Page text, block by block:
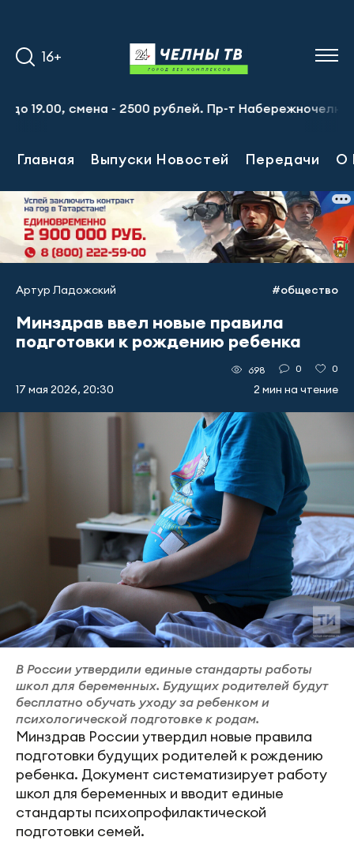
16+
смена - 2500 рублей. Пр-т Набережночелнинский,
Главная Выпуски Новостей Передачи О
Артур Ладожский #общество
Минздрав ввел новые правила
подготовки к рождению ребенка
17 мая 2026, 20:30
698 0 0
2 мин на чтение
В России утвердили единые стандарты работы
школ для беременных. Будущих родителей будут
бесплатно обучать уходу за ребенком и
психологической подготовке к родам.
Минздрав России утвердил новые правила
подготовки будущих родителей к рождению
ребенка. Документ систематизирует работу
школ для беременных и вводит единые
стандарты психопрофилактической
подготовки семей.